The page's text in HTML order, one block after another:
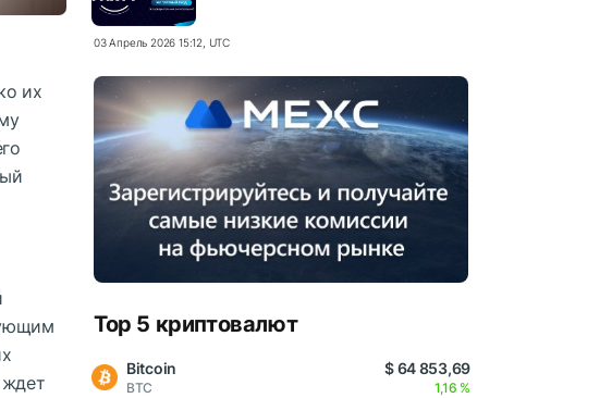
их
03 Апрель 2026 15:12, UTC
Top 5 криптовалют
Bitcoin
BTC
$ 64 853,69
1,16 %